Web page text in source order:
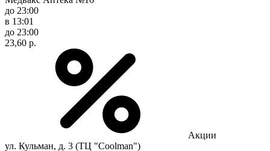
до 23:00
в 13:01
до 23:00
23,60 р.
Акции
ул. Кульман, д. 3 (ТЦ "Coolman")